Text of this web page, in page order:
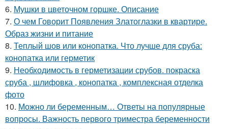
6. Мушки в цветочном горшке. Описание
7. О чем Говорит Появления Златоглазки в квартире.
Образ жизни и питание
8. Теплый шов или конопатка. Что лучше для сруба:
конопатка или герметик
9. Необходимость в герметизации срубов. покраска
сруба , шлифовка , конопатка , комплексная отделка
фото
10. Можно ли беременным… Ответы на популярные
вопросы. Важность первого триместра беременности